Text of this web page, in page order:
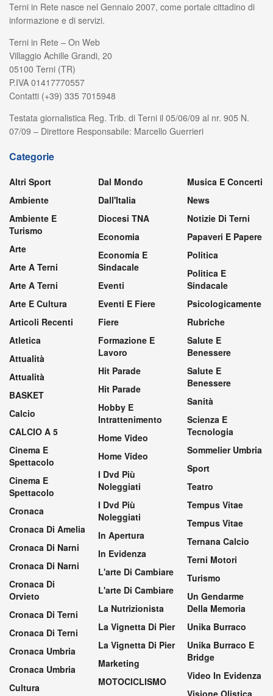
Terni in Rete nasce nel Gennaio 2007, come portale cittadino di
informazione e di servizi.
Terni in Rete – On Web
Villaggio Achille Grandi, 20
05100 Terni (TR)
P.IVA 01417770557
Contatti (+39) 335 7015948
Testata giornalistica Reg. Trib. di Terni il 05/06/09 al nr. 905 N.
07/09 – Direttore Responsabile: Marcello Guerrieri
Categorie
Altri Sport
Ambiente
Ambiente E
Turismo
Arte
Arte A Terni
Arte A Terni
Arte E Cultura
Articoli Recenti
Atletica
Attualità
Attualità
BASKET
Calcio
CALCIO A 5
Cinema E
Spettacolo
Cinema E
Spettacolo
Cronaca
Cronaca Di Amelia
Cronaca Di Narni
Cronaca Di Narni
Cronaca Di
Orvieto
Cronaca Di Terni
Cronaca Di Terni
Cronaca Umbria
Cronaca Umbria
Cultura
Dal Mondo
Dall'Italia
Diocesi TNA
Economia
Economia E
Sindacale
Eventi
Eventi E Fiere
Fiere
Formazione E
Lavoro
Hit Parade
Hit Parade
Hobby E
Intrattenimento
Home Video
Home Video
I Dvd Più
Noleggiati
I Dvd Più
Noleggiati
In Apertura
In Evidenza
L'arte Di Cambiare
L'arte Di Cambiare
La Nutrizionista
La Vignetta Di Pier
La Vignetta Di Pier
Marketing
MOTOCICLISMO
Musica E Concerti
News
Notizie Di Terni
Papaveri E Papere
Politica
Politica E
Sindacale
Psicologicamente
Rubriche
Salute E
Benessere
Salute E
Benessere
Sanità
Scienza E
Tecnologia
Sommelier Umbria
Sport
Teatro
Tempus Vitae
Tempus Vitae
Ternana Calcio
Terni Motori
Turismo
Un Gendarme
Della Memoria
Unika Burraco
Unika Burraco E
Bridge
Video In Evidenza